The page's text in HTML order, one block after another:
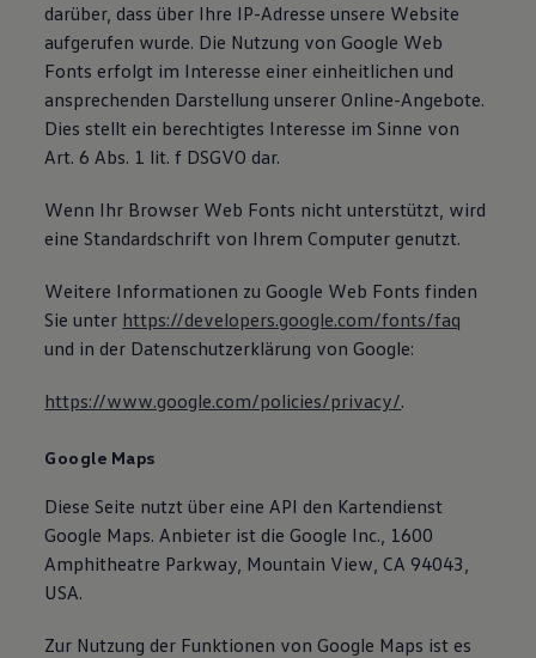
darüber, dass über Ihre IP-Adresse unsere Website
aufgerufen wurde. Die Nutzung von Google Web
Fonts erfolgt im Interesse einer einheitlichen und
ansprechenden Darstellung unserer Online-Angebote.
Dies stellt ein berechtigtes Interesse im Sinne von
Art. 6 Abs. 1 lit. f DSGVO dar.
Wenn Ihr Browser Web Fonts nicht unterstützt, wird
eine Standardschrift von Ihrem Computer genutzt.
Weitere Informationen zu Google Web Fonts finden
Sie unter https://developers.google.com/fonts/faq
und in der Datenschutzerklärung von Google:
https://www.google.com/policies/privacy/.
Google Maps
Diese Seite nutzt über eine API den Kartendienst
Google Maps. Anbieter ist die Google Inc., 1600
Amphitheatre Parkway, Mountain View, CA 94043,
USA.
Zur Nutzung der Funktionen von Google Maps ist es